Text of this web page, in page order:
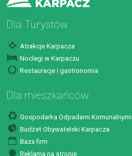
Dla Turystów
Atrakcje Karpacza
Noclegi w Karpaczu
Restauracje i gastronomia
Dla mieszkańców
Gospodarka Odpadami Komunalnymi
Budżet Obywatelski Karpacza
Baza firm
Reklama na stronie